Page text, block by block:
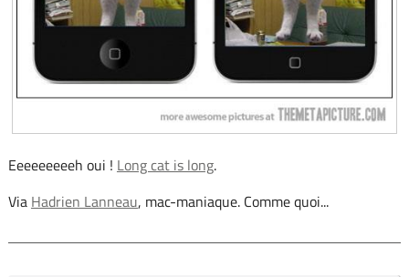
Eeeeeeeeeh oui ! Long cat is long.
Via Hadrien Lanneau, mac-maniaque. Comme quoi...